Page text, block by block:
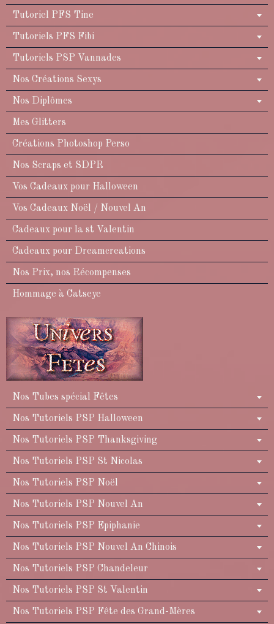
Tutoriel PFS Tine
Tutoriels PFS Fibi
Tutoriels PSP Vannades
Nos Créations Sexys
Nos Diplômes
Mes Glitters
Créations Photoshop Perso
Nos Scraps et SDPR
Vos Cadeaux pour Halloween
Vos Cadeaux Noël / Nouvel An
Cadeaux pour la st Valentin
Cadeaux pour Dreamcreations
Nos Prix, nos Récompenses
Hommage à Catseye
Nos Tubes spécial Fêtes
Nos Tutoriels PSP Halloween
Nos Tutoriels PSP Thanksgiving
Nos Tutoriels PSP St Nicolas
Nos Tutoriels PSP Noël
Nos Tutoriels PSP Nouvel An
Nos Tutoriels PSP Epiphanie
Nos Tutoriels PSP Nouvel An Chinois
Nos Tutoriels PSP Chandeleur
Nos Tutoriels PSP St Valentin
Nos Tutoriels PSP Fête des Grand-Mères